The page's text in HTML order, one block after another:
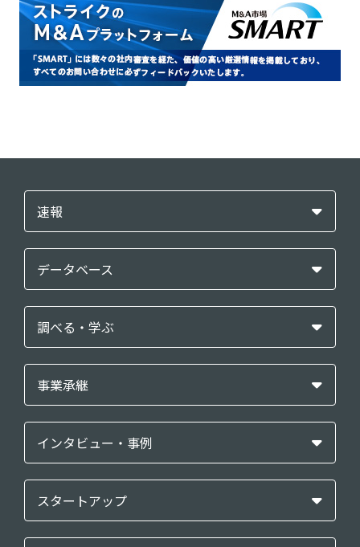
速報
データベース
調べる・学ぶ
事業承継
インタビュー・事例
スタートアップ